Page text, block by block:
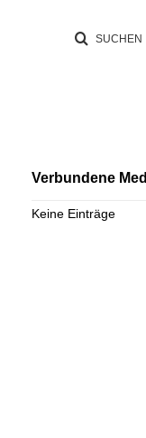
SUCHEN
Verbundene
Keine Einträge